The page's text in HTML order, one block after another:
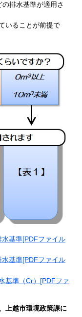
排水基準が適用さ
いることが前提で
基準[PDFファイル
基準[PDFファイル
基準（Cr）[PDFファ
上越市環境政策課に